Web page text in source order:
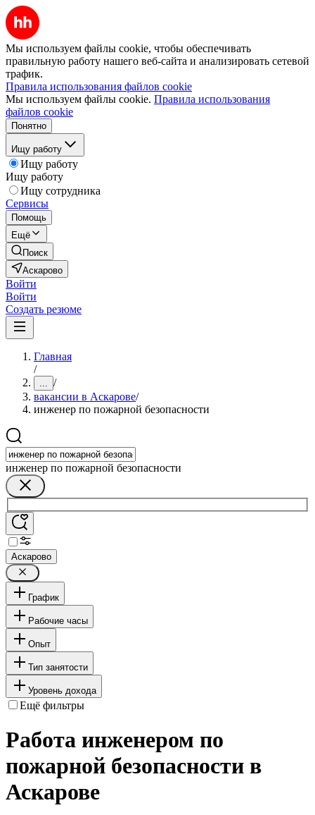
Мы используем файлы cookie, чтобы обеспечивать
правильную работу нашего веб-сайта и анализировать сетевой
трафик.
Правила использования файлов cookie
Мы используем файлы cookie. Правила использования
файлов cookie
Понятно
Ищу работу
Ищу работу
Ищу работу
Ищу сотрудника
Сервисы
Помощь
Ещё
Поиск
Аскарово
Войти
Войти
Создать резюме
Главная
/
... /
вакансии в Аскарове/
инженер по пожарной безопасности
инженер по пожарной безопасности
Аскарово
График
Рабочие часы
Опыт
Тип занятости
Уровень дохода
Ещё фильтры
Работа инженером по
пожарной безопасности в
Аскарове